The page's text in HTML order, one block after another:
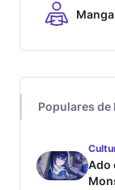
Manga
Populares de
Ado